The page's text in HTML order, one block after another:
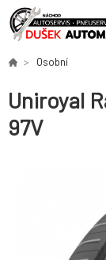
Osobní
Uniroyal
97V